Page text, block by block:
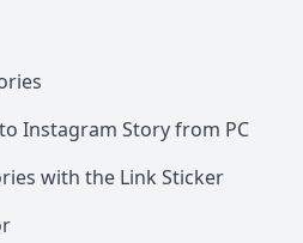
Instagram Story from PC
with the Link Sticker